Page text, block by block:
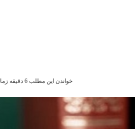
خواندن این مطلب 6 دقیقه زمان میبرد